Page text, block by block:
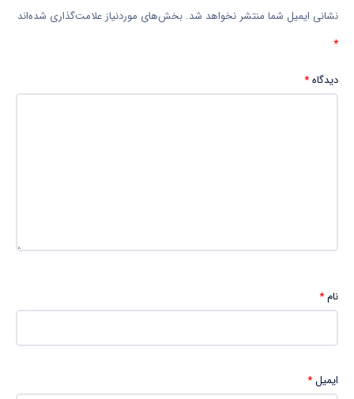
نشانی ایمیل شما منتشر نخواهد شد. بخش‌های موردنیاز علامت‌گذاری شده‌اند
*
دیدگاه*
نام*
ایمیل*